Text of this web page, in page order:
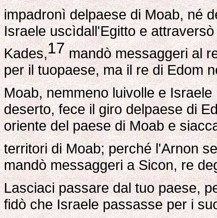
impadronì delpaese di Moab, né
Israele uscìdall'Egitto e
Kades,17mandò messaggeri al
per il tuopaese, ma il re di Edom
Moab, nemmeno luivolle e
deserto, fece il giro delpaese di
oriente del paese di Moab e
territori di Moab; perché l'Arnon
mandò messaggeri a Sicon, re
Lasciaci passare dal tuo paese,
fidò che Israele passasse per i